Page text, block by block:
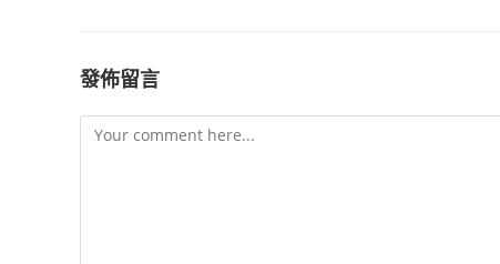
發佈留言
Comment